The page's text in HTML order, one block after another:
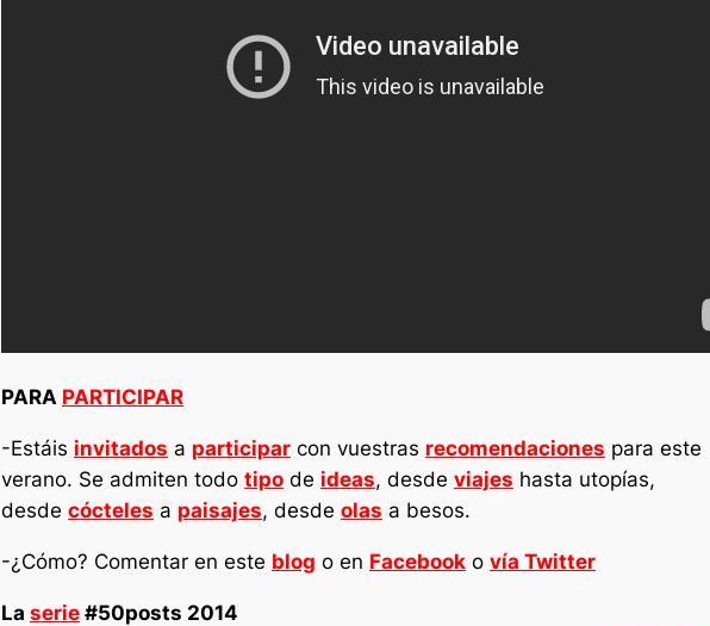
PARA PARTICIPAR
-Estáis invitados a participar con vuestras recomendaciones para este
verano. Se admiten todo tipo de ideas, desde viajes hasta utopías,
desde cócteles a paisajes, desde olas a besos.
-¿Cómo? Comentar en este blog o en Facebook o vía Twitter
La serie #50posts 2014